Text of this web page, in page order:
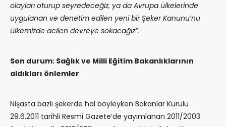
olayları oturup seyredeceğiz, ya da Avrupa ülkelerinde
uygulanan ve denetim edilen yeni bir Şeker Kanunu’nu
ülkemizde acilen devreye sokacağız”.
Son durum: Sağlık ve Milli Eğitim Bakanlıklarının
aldıkları önlemler
Nişasta bazlı şekerde hal böyleyken Bakanlar Kurulu
29.6.2011 tarihli Resmi Gazete’de yayımlanan 2011/2003